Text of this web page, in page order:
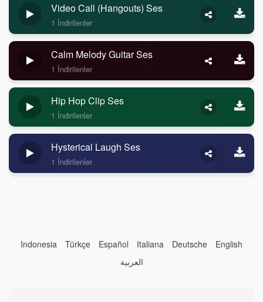
Video Call (Hangouts) Ses
1 İndirilenler
Calm Melody Guitar Ses
1 İndirilenler
Hip Hop Clip Ses
1 İndirilenler
Hysterical Laugh Ses
1 İndirilenler
Indonesia Türkçe Español Italiana Deutsche
English
العربية